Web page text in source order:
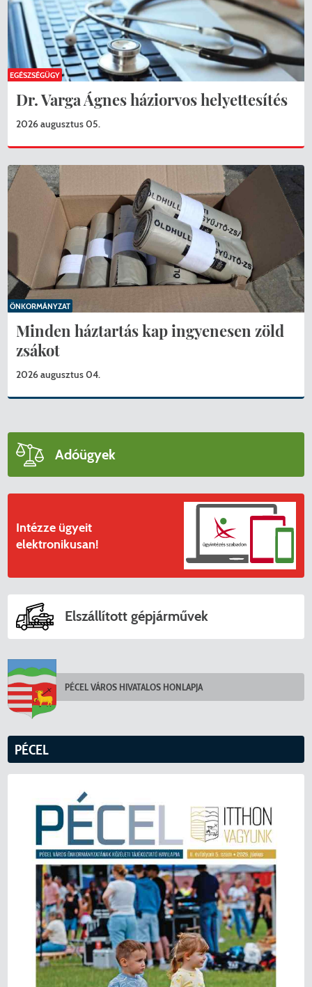
Dr. Varga Ágnes háziorvos helyettesítés
2026 augusztus 05.
EGÉSZSÉGÜGY
Minden háztartás kap ingyenesen zöld
zsákot
2026 augusztus 04.
ÖNKORMÁNYZAT
Adóügyek
Intézze ügyeit
elektronikusan!
Elszállított gépjárművek
PÉCEL VÁROS HIVATALOS HONLAPJA
PÉCEL